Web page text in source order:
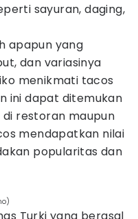
sayuran, daging,
apapun yang
dan variasinya
menikmati tacos
ini dapat ditemukan
di restoran maupun
mendapatkan nilai
popularitas dan